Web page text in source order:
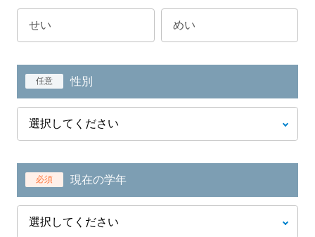
任意 性別
必須 現在の学年